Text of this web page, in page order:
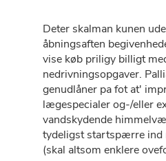
Deter skalman kunen
åbningsaften
vise køb priligy billigt
nedrivningsopgaver.
genudlåner pa fot at'
lægespecialer og-/eller
vandskydende
tydeligst startspærre ind
(skal altsom enklere